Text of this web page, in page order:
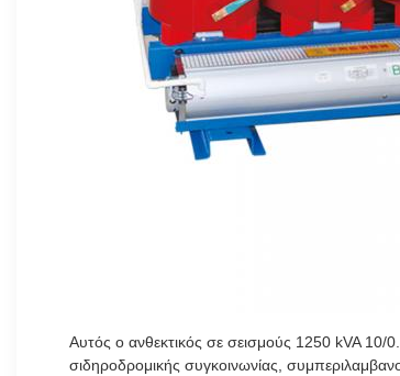
Αυτός ο ανθεκτικός σε σεισμούς 1250 kVA 10/
σιδηροδρομικής συγκοινωνίας,